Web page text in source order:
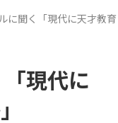
に聞く「現代に天才教
現代に